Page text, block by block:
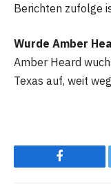
Berichten zufolge
Wurde Amber
Amber Heard
Texas auf, weit
Facebook